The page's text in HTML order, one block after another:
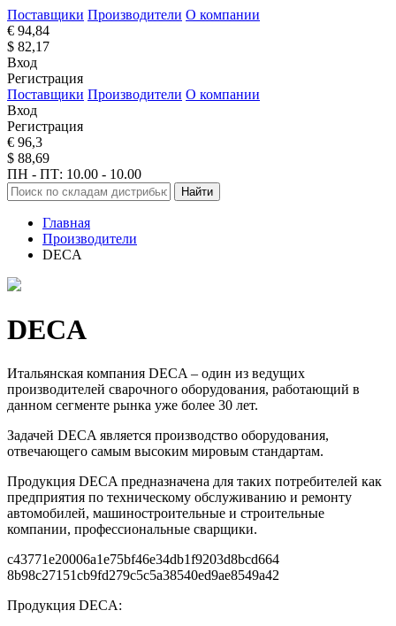
Поставщики Производители О компании
€ 94,84
$ 82,17
Вход
Регистрация
Поставщики Производители О компании
Вход
Регистрация
€ 96,3
$ 88,69
ПН - ПТ: 10.00 - 10.00
Найти
Главная
Производители
DECA
DECA
Итальянская компания DECA – один из ведущих
производителей сварочного оборудования, работающий в
данном сегменте рынка уже более 30 лет.
Задачей DECA является производство оборудования,
отвечающего самым высоким мировым стандартам.
Продукция DECA предназначена для таких потребителей как
предприятия по техническому обслуживанию и ремонту
автомобилей, машиностроительные и строительные
компании, профессиональные сварщики.
c43771e20006a1e75bf46e34db1f9203d8bcd664
8b98c27151cb9fd279c5c5a38540ed9ae8549a42
Продукция DECA: